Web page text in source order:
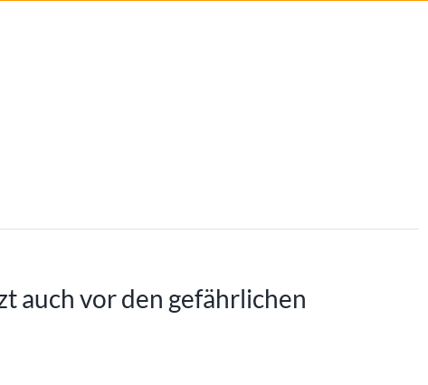
auch vor den gefährlichen